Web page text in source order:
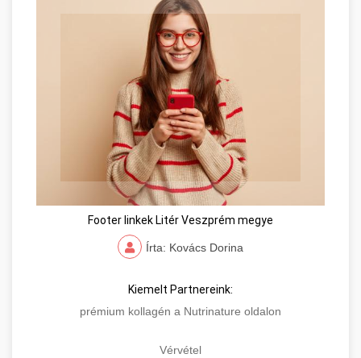
Footer linkek Litér Veszprém megye
Írta: Kovács Dorina
Kiemelt Partnereink:
prémium kollagén a Nutrinature oldalon
Vérvétel